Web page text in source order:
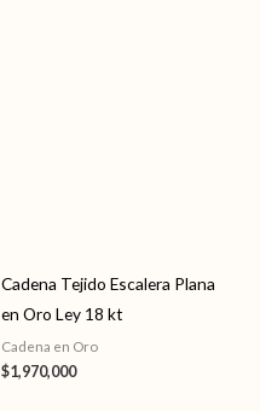
Cadena Tejido Escalera Plana
en Oro Ley 18 kt
Cadena en Oro
$1,970,000